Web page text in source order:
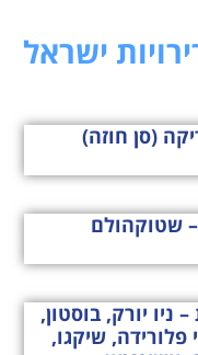
ישראל
(סן חוזה)
שטוקהולם
יורק, בוסטון,
פלורידה, שיקגו,